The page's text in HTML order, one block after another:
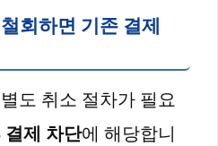
회하면 기존 결제
도 취소 절차가 필요
결제 차단에 해당합니